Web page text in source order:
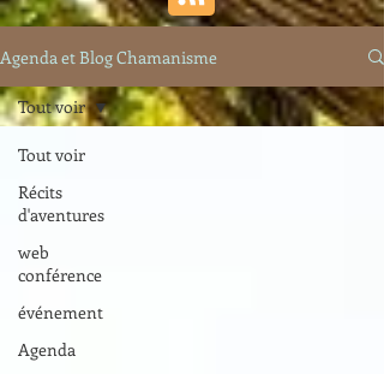
Agenda et Blog Chamanisme
Tout voir
Récits
d'aventures
web
conférence
événement
Agenda
Tout voir